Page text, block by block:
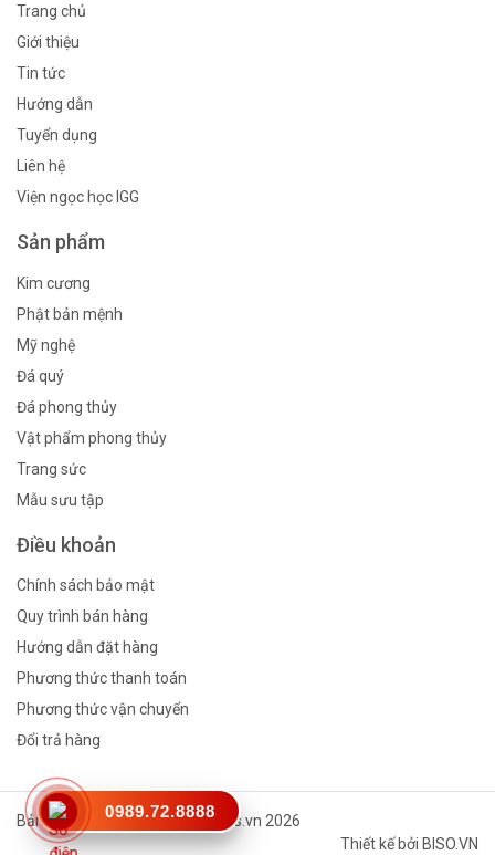
Trang chủ
Giới thiệu
Tin tức
Hướng dẫn
Tuyển dụng
Liên hệ
Viện ngọc học IGG
Sản phẩm
Kim cương
Phật bản mệnh
Mỹ nghệ
Đá quý
Đá phong thủy
Vật phẩm phong thủy
Trang sức
Mẫu sưu tập
Điều khoản
Chính sách bảo mật
Quy trình bán hàng
Hướng dẫn đặt hàng
Phương thức thanh toán
Phương thức vận chuyển
Đổi trả hàng
Bản quyền thuộc về © Vinagems.vn 2026
Thiết kế bởi BISO.VN
0989.72.8888